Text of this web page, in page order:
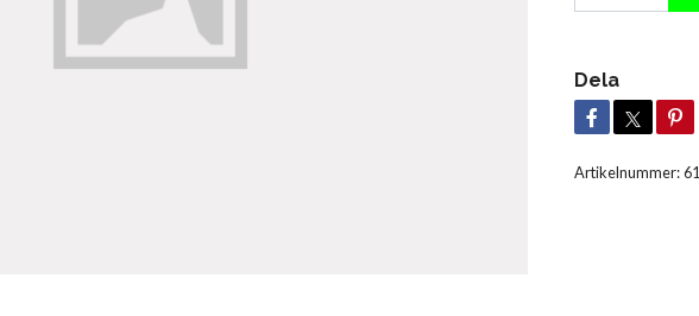
Dela
Artikelnummer: